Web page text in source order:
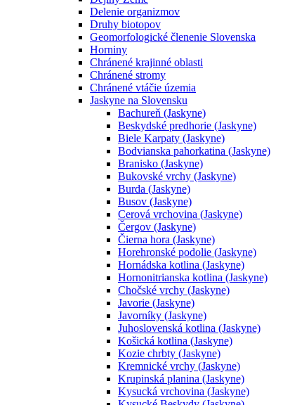
Delenie organizmov
Druhy biotopov
Geomorfologické členenie Slovenska
Horniny
Chránené krajinné oblasti
Chránené stromy
Chránené vtáčie územia
Jaskyne na Slovensku
Bachureň (Jaskyne)
Beskydské predhorie (Jaskyne)
Biele Karpaty (Jaskyne)
Bodvianska pahorkatina (Jaskyne)
Branisko (Jaskyne)
Bukovské vrchy (Jaskyne)
Burda (Jaskyne)
Busov (Jaskyne)
Cerová vrchovina (Jaskyne)
Čergov (Jaskyne)
Čierna hora (Jaskyne)
Horehronské podolie (Jaskyne)
Hornádska kotlina (Jaskyne)
Hornonitrianska kotlina (Jaskyne)
Chočské vrchy (Jaskyne)
Javorie (Jaskyne)
Javorníky (Jaskyne)
Juhoslovenská kotlina (Jaskyne)
Košická kotlina (Jaskyne)
Kozie chrbty (Jaskyne)
Kremnické vrchy (Jaskyne)
Krupinská planina (Jaskyne)
Kysucká vrchovina (Jaskyne)